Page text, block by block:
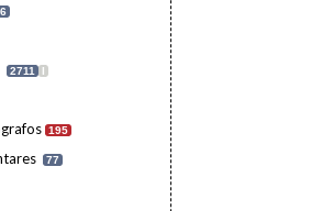
2711 I
195
77